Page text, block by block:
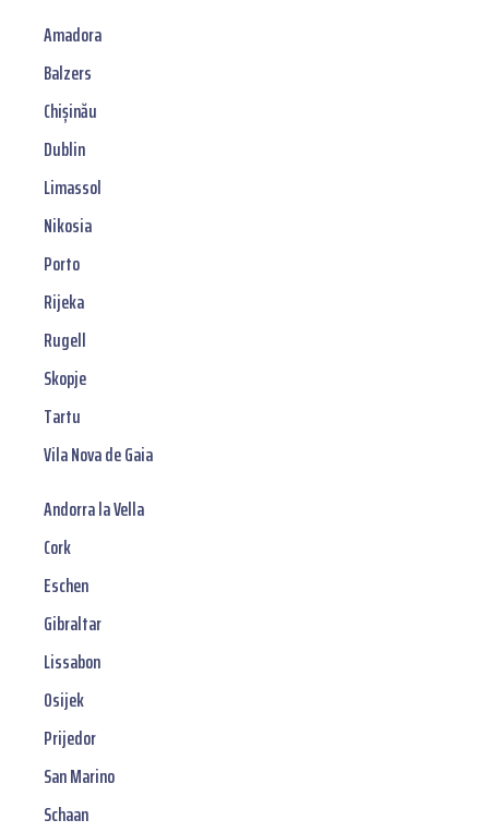
Amadora
Balzers
Chișinău
Dublin
Limassol
Nikosia
Porto
Rijeka
Rugell
Skopje
Tartu
Vila Nova de Gaia
Andorra la Vella
Cork
Eschen
Gibraltar
Lissabon
Osijek
Prijedor
San Marino
Schaan